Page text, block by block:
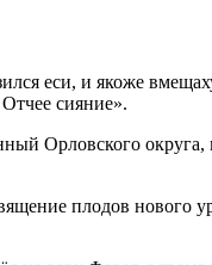
еси, и якоже
сияние».
Орловского
плодов нового